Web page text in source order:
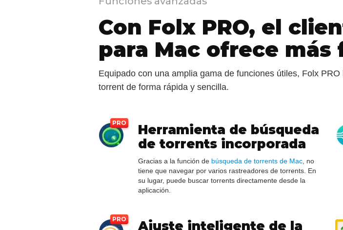
Con Folx PRO, el
para Mac ofrece más
Equipado con una amplia gama de funciones útiles, Folx
torrent de forma rápida y sencilla.
Herramienta de búsqueda
de torrents incorporada
Gracias a la función de búsqueda de torrents de Mac, no
tiene que navegar por varios rastreadores de torrents. En
su lugar, puede buscar torrents directamente desde la
aplicación.
Ajuste inteligente de la